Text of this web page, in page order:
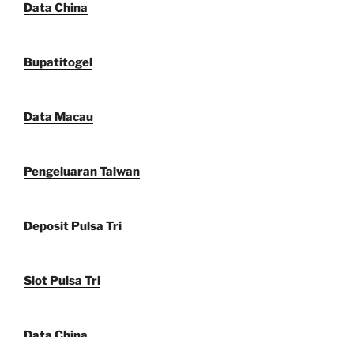
Data China
Bupatitogel
Data Macau
Pengeluaran Taiwan
Deposit Pulsa Tri
Slot Pulsa Tri